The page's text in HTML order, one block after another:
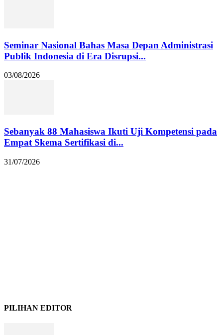
Seminar Nasional Bahas Masa Depan Administrasi
Publik Indonesia di Era Disrupsi...
03/08/2026
Sebanyak 88 Mahasiswa Ikuti Uji Kompetensi pada
Empat Skema Sertifikasi di...
31/07/2026
PILIHAN EDITOR